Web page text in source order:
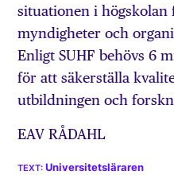
situationen i
myndigheter och
Enligt SUHF behövs 6
för att säkerställa
utbildningen och
EAV RÅDAHL
Universitetsläraren